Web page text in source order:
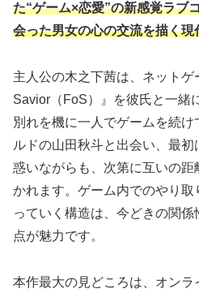
た“ゲーム×恋愛”の新感覚ラブ
会った男女の心の交流を描く現
主人公の木之下茜は、ネットゲ
Savior（FoS）』を彼氏と一緒
別れを機に一人でゲームを続
ルドの山田秋斗と出会い、最
惑いながらも、次第に互いの
かれます。ゲーム内でのやり
っていく構造は、今どきの関
点が魅力です。
本作最大の見どころは、オン